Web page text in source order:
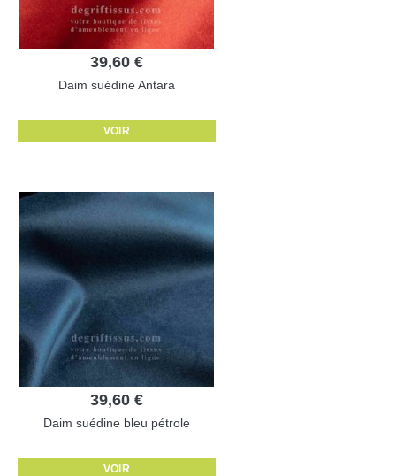
39,60 €
Daim suédine Antara
VOIR
39,60 €
Daim suédine bleu pétrole
VOIR